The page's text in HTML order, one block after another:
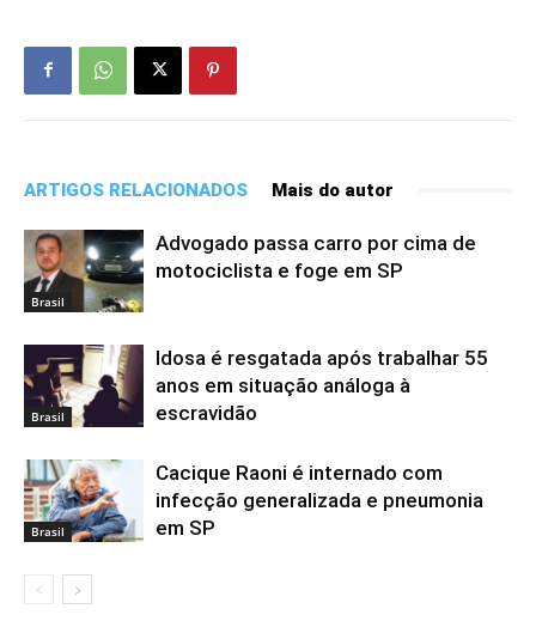
ARTIGOS RELACIONADOS Mais do autor
Brasil
Advogado passa carro por cima de
motociclista e foge em SP
Brasil
Idosa é resgatada após trabalhar 55
anos em situação análoga à
escravidão
Brasil
Cacique Raoni é internado com
infecção generalizada e pneumonia
em SP